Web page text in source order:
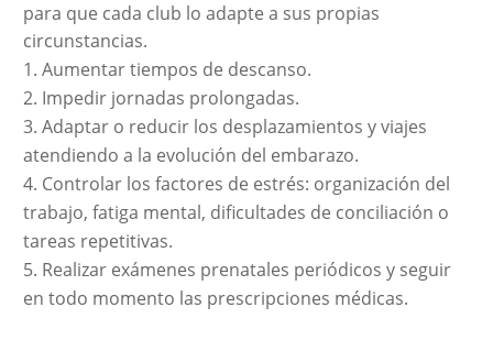
para que cada club lo adapte a sus propias
circunstancias.
Aumentar tiempos de descanso.
Impedir jornadas prolongadas.
Adaptar o reducir los desplazamientos y viajes
atendiendo a la evolución del embarazo.
Controlar los factores de estrés: organización del
trabajo, fatiga mental, dificultades de conciliación o
tareas repetitivas.
Realizar exámenes prenatales periódicos y seguir
en todo momento las prescripciones médicas.